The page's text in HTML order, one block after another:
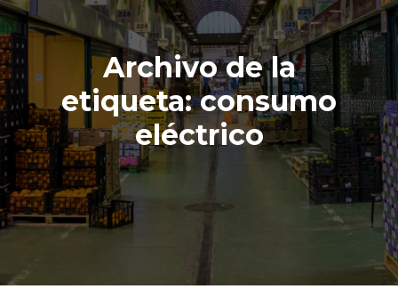
Archivo de la
etiqueta:consumo
eléctrico